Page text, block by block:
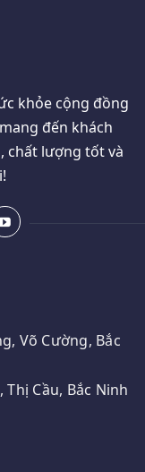
khỏe cộng đồng
đến khách
chất lượng tốt và
Võ Cường, Bắc
Thị Cầu, Bắc Ninh